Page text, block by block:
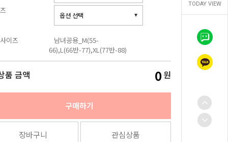
TODAY VIEW
이즈
남녀공용_M(55-
66),L(66반-77),XL(77반-88)
품 금액 0 원
구매하기
장바구니 관심상품